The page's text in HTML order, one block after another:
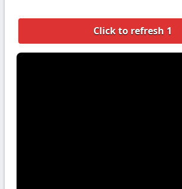
Click to refresh 1